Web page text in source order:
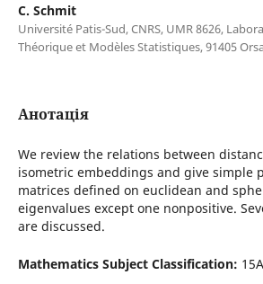
C. Schmit
Université Patis-Sud, CNRS, UMR 8626,
Théorique et Modèles Statistiques, 91405
Анотація
We review the relations between
isometric embeddings and give simple
matrices defined on euclidean and
eigenvalues except one nonpositive.
are discussed.
Mathematics Subject Classification: